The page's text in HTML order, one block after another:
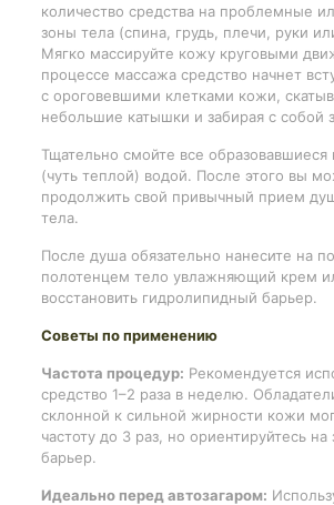
количество средства на проблемные
зоны тела (спина, грудь, плечи, руки
Мягко массируйте кожу круговыми
процессе массажа средство начнет
с ороговевшими клетками кожи,
небольшие катышки и забирая с собой
Тщательно смойте все
(чуть теплой) водой. После этого вы
продолжить свой привычный прием
тела.
После душа обязательно нанесите на
полотенцем тело увлажняющий крем
восстановить гидролипидный барьер.
Советы по применению
Частота процедур: Рекомендуется
средство 1–2 раза в неделю.
склонной к сильной жирности кожи
частоту до 3 раз, но ориентируйтесь
барьер.
Идеально перед автозагаром: